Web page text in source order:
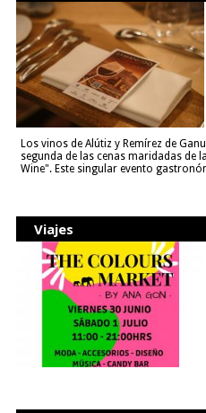
Los vinos de Alútiz y Remírez de
segunda de las cenas maridadas de
Wine". Este singular evento
Viajes